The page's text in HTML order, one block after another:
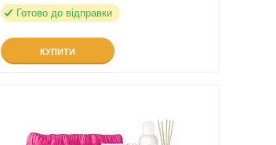
Готово до відправки
КУПИТИ